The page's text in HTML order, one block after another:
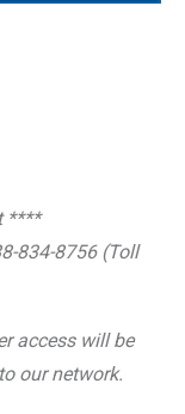
****
834-8756 (Toll
access will be
our network.